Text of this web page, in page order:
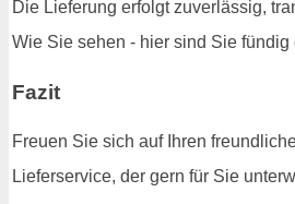
Die Lieferung erfolgt zuverlässig,
Wie Sie sehen - hier sind Sie fündig
Fazit
Freuen Sie sich auf Ihren
Lieferservice, der gern für Sie